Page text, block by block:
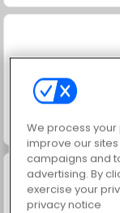
Solitaire Story
We process
improve our
campaigns and
advertising. By
exercise your
privacy notice